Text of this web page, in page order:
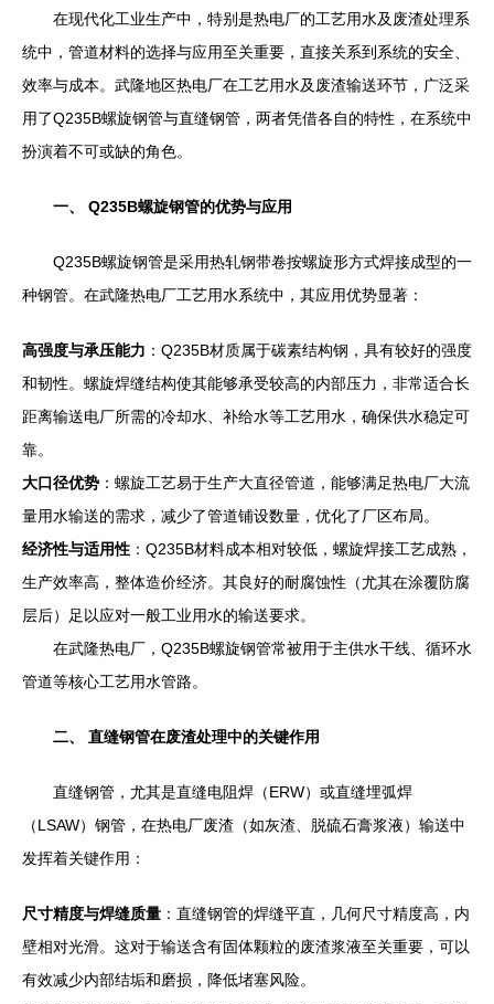
在现代化工业生产中，特别是热电厂的工艺用水及废渣处理系
统中，管道材料的选择与应用至关重要，直接关系到系统的安全、
效率与成本。武隆地区热电厂在工艺用水及废渣输送环节，广泛采
用了Q235B螺旋钢管与直缝钢管，两者凭借各自的特性，在系统中
扮演着不可或缺的角色。
一、 Q235B螺旋钢管的优势与应用
Q235B螺旋钢管是采用热轧钢带卷按螺旋形方式焊接成型的一
种钢管。在武隆热电厂工艺用水系统中，其应用优势显著：
高强度与承压能力 ：Q235B材质属于碳素结构钢，具有较好的强度
和韧性。螺旋焊缝结构使其能够承受较高的内部压力，非常适合长
距离输送电厂所需的冷却水、补给水等工艺用水，确保供水稳定可
靠。
大口径优势 ：螺旋工艺易于生产大直径管道，能够满足热电厂大流
量用水输送的需求，减少了管道铺设数量，优化了厂区布局。
经济性与适用性 ：Q235B材料成本相对较低，螺旋焊接工艺成熟，
生产效率高，整体造价经济。其良好的耐腐蚀性（尤其在涂覆防腐
层后）足以应对一般工业用水的输送要求。
在武隆热电厂，Q235B螺旋钢管常被用于主供水干线、循环水
管道等核心工艺用水管路。
二、 直缝钢管在废渣处理中的关键作用
直缝钢管，尤其是直缝电阻焊（ERW）或直缝埋弧焊
（LSAW）钢管，在热电厂废渣（如灰渣、脱硫石膏浆液）输送中
发挥着关键作用：
尺寸精度与焊缝质量 ：直缝钢管的焊缝平直，几何尺寸精度高，内
壁相对光滑。这对于输送含有固体颗粒的废渣浆液至关重要，可以
有效减少内部结垢和磨损，降低堵塞风险。